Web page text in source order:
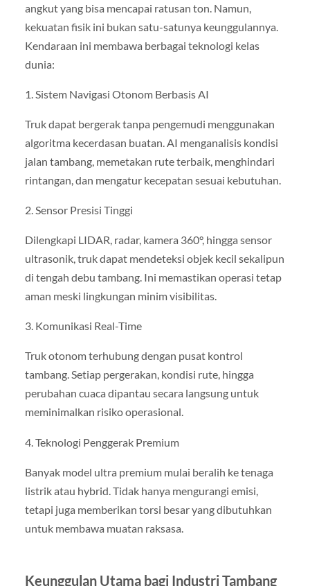
angkut yang bisa mencapai ratusan ton. Namun,
kekuatan fisik ini bukan satu-satunya keunggulannya.
Kendaraan ini membawa berbagai teknologi kelas
dunia:
1. Sistem Navigasi Otonom Berbasis AI
Truk dapat bergerak tanpa pengemudi menggunakan
algoritma kecerdasan buatan. AI menganalisis kondisi
jalan tambang, memetakan rute terbaik, menghindari
rintangan, dan mengatur kecepatan sesuai kebutuhan.
2. Sensor Presisi Tinggi
Dilengkapi LIDAR, radar, kamera 360°, hingga sensor
ultrasonik, truk dapat mendeteksi objek kecil sekalipun
di tengah debu tambang. Ini memastikan operasi tetap
aman meski lingkungan minim visibilitas.
3. Komunikasi Real-Time
Truk otonom terhubung dengan pusat kontrol
tambang. Setiap pergerakan, kondisi rute, hingga
perubahan cuaca dipantau secara langsung untuk
meminimalkan risiko operasional.
4. Teknologi Penggerak Premium
Banyak model ultra premium mulai beralih ke tenaga
listrik atau hybrid. Tidak hanya mengurangi emisi,
tetapi juga memberikan torsi besar yang dibutuhkan
untuk membawa muatan raksasa.
Keunggulan Utama bagi Industri Tambang